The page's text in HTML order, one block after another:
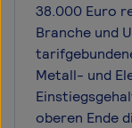
38.000 Euro
Branche und
Metall- und
oberen Ende